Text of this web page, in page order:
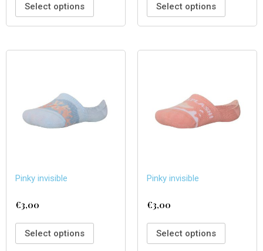
Select options Select options
Pinky invisible
€3,00
Select options
Pinky invisible
€3,00
Select options